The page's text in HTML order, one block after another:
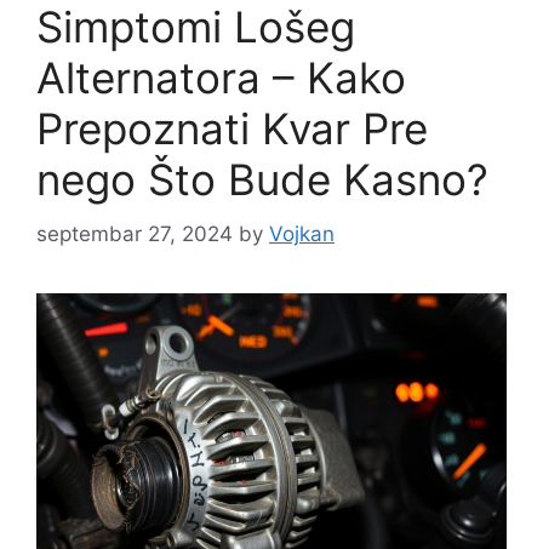
Simptomi Lošeg
Alternatora – Kako
Prepoznati Kvar Pre
nego Što Bude Kasno?
septembar 27, 2024 by Vojkan